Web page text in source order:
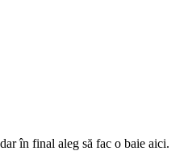
în final aleg să fac o baie aici.